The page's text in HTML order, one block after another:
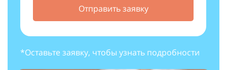
Отправить заявку
*Оставьте заявку, чтобы узнать подробности